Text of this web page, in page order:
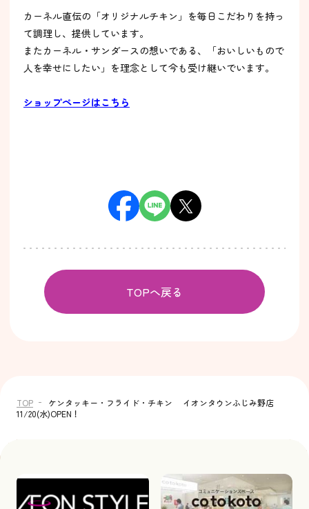
カーネル直伝の「オリジナルチキン」を毎日こだわりを持っ
て調理し、提供しています。
またカーネル・サンダースの想いである、「おいしいもので
人を幸せにしたい」を理念として今も受け継いでいます。
ショップページはこちら
TOPへ戻る
TOP
ケンタッキー・フライド・チキン イオンタウンふじみ野店
11/20(水)OPEN！